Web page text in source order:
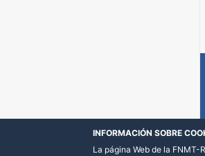
INFORMACIÓN SOBRE
La página Web de la